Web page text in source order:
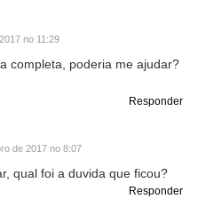
no 11:29
completa, poderia me ajudar?
Responder
de 2017 no 8:07
qual foi a duvida que ficou?
Responder